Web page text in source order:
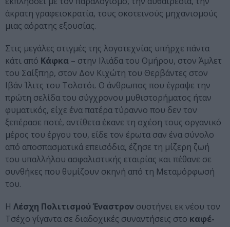
άκρατη γραφειοκρατία, τους σκοτεινούς μηχανισμούς
μιας αόρατης εξουσίας.
Στις μεγάλες στιγμές της λογοτεχνίας υπήρχε πάντα
κάτι από Κάφκα – στην Ιλιάδα του Ομήρου, στον Άμλετ
του Σαίξπηρ, στον Δον Κιχώτη του Θερβάντες στον
Ιβάν Ίλιτς του Τολστόι. Ο άνθρωπος που έγραψε την
πρώτη σελίδα του σύγχρονου μυθιστορήματος ήταν
φυματικός, είχε ένα πατέρα τύραννο που δεν τον
ξεπέρασε ποτέ, αντίθετα έκανε τη σχέση τους οργανικό
μέρος του έργου του, είδε τον έρωτα σαν ένα σύνολο
από αποσπασματικά επεισόδια, έζησε τη μίζερη ζωή
του υπαλλήλου ασφαλιστικής εταιρίας και πέθανε σε
συνθήκες που θυμίζουν σκηνή από τη Μεταμόρφωσή
του.
Η Λέσχη Πολιτισμού Έναστρον συστήνει εκ νέου τον
Τσέχο γίγαντα σε διαδοχικές συναντήσεις στο καφέ-